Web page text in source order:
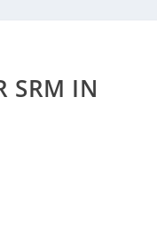
SRM IN